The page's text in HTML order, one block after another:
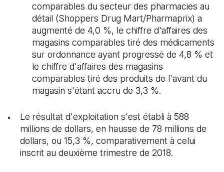
comparables du secteur des pharmacies au
détail (Shoppers Drug Mart/Pharmaprix) a
augmenté de 4,0 %, le chiffre d'affaires des
magasins comparables tiré des médicaments
sur ordonnance ayant progressé de 4,8 % et
le chiffre d'affaires des magasins
comparables tiré des produits de l'avant du
magasin s'étant accru de 3,3 %.
Le résultat d'exploitation s'est établi à 588
millions de dollars, en hausse de 78 millions de
dollars, ou 15,3 %, comparativement à celui
inscrit au deuxième trimestre de 2018.